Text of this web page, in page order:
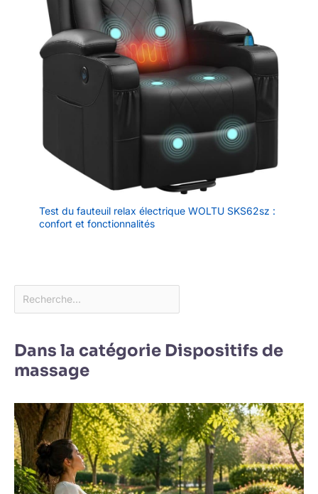
Test du fauteuil relax électrique WOLTU SKS62sz :
confort et fonctionnalités
Dans la catégorie Dispositifs de
massage